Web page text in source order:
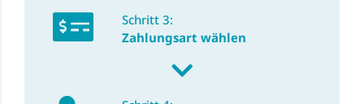
Schritt 3:
Zahlungsart wählen